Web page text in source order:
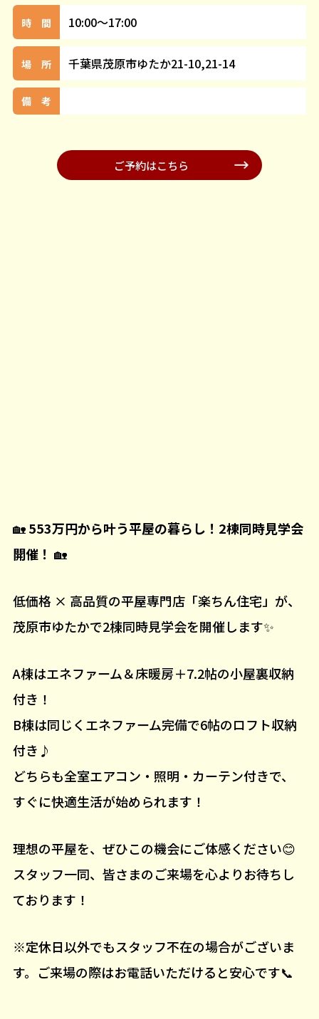
時 間 10:00～17:00
場 所 千葉県茂原市ゆたか21-10,21-14
備 考
ご予約はこちら
🏡553万円から叶う平屋の暮らし！2棟同時見学会
開催！ 🏡
低価格 × 高品質の平屋専門店「楽ちん住宅」が、
茂原市ゆたかで2棟同時見学会を開催します✨
A棟はエネファーム＆床暖房＋7.2帖の小屋裏収納
付き！
B棟は同じくエネファーム完備で6帖のロフト収納
付き♪
どちらも全室エアコン・照明・カーテン付きで、
すぐに快適生活が始められます！
理想の平屋を、ぜひこの機会にご体感ください😊
スタッフ一同、皆さまのご来場を心よりお待ちし
ております！
※定休日以外でもスタッフ不在の場合がございま
す。ご来場の際はお電話いただけると安心です📞